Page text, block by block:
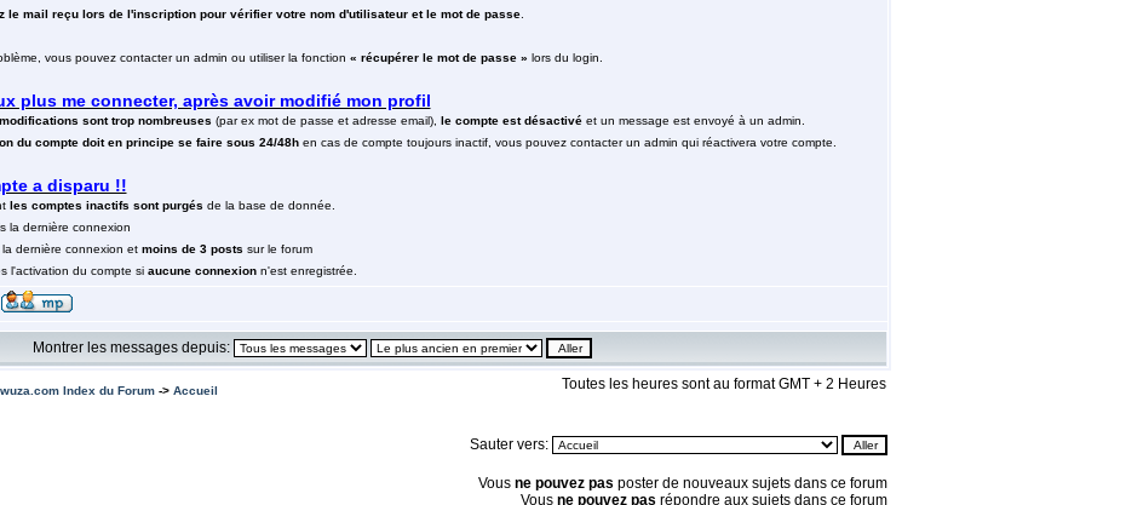
le mail reçu lors de l'inscription pour vérifier votre nom d'utilisateur et le mot de passe.
vous pouvez contacter un admin ou utiliser la fonction « récupérer le mot de passe » lors du login.
plus me connecter, après avoir modifié mon profil
sont trop nombreuses (par ex mot de passe et adresse email), le compte est désactivé et un message est envoyé à un admin.
du compte doit en principe se faire sous 24/48h en cas de compte toujours inactif, vous pouvez contacter un admin qui réactivera votre compte.
a disparu !!
les comptes inactifs sont purgés de la base de donnée.
la dernière connexion
dernière connexion et moins de 3 posts sur le forum
l'activation du compte si aucune connexion n'est enregistrée.
Montrer les messages depuis:
Index du Forum-> Accueil Toutes les heures sont au format GMT + 2 Heures
Sauter vers:
Vous ne pouvez pas poster de nouveaux sujets dans ce forum
Vous ne pouvez pas répondre aux sujets dans ce forum